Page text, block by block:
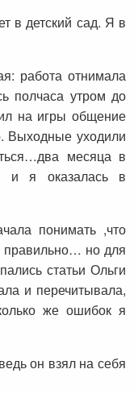
в детский сад. Я в
работа отнимала
полчаса утром до
на игры общение
Выходные уходили
месяца в
и я оказалась в
понимать ,что
правильно… но для
статьи Ольги
и перечитывала,
же ошибок я
он взял на себя